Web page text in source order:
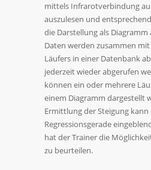
mittels Infrarotverbindung
auszulesen und
die Darstellung als
Daten werden zusammen
Läufers in einer Datenbank
jederzeit wieder abgerufen
können ein oder mehrere
einem Diagramm dargestellt
Ermittlung der Steigung kann
Regressionsgerade
hat der Trainer die
zu beurteilen.